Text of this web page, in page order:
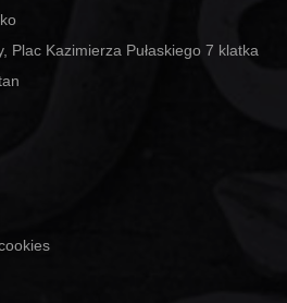
Plac Kazimierza Pułaskiego 7 klatka